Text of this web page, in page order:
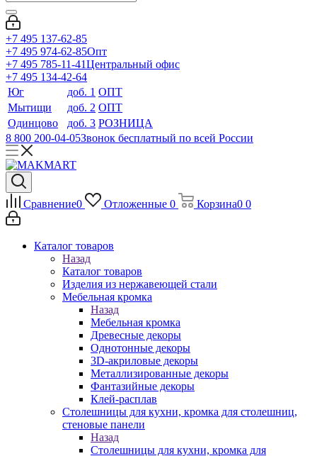
+7 495 137-62-85
+7 495 974-62-85Опт
+7 495 785-11-41Центральный офис
+7 495 134-42-64
Юг
доб. 1 ОПТ
Мытищи
доб. 2 ОПТ
Одинцово
доб. 3 РОЗНИЦА
8 800 200-04-05Звонок бесплатный по всей России
Сравнение0 Отложенные 0 Корзина0 0
Каталог товаров
Назад
Каталог товаров
Изделия из нержавеющей стали
Мебельная кромка
Назад
Мебельная кромка
Древесные декоры
Однотонные декоры
3D-акриловые декоры
Металлизированные декоры
Фантазийные декоры
Клей-расплав
Столешницы для кухни, кромка для столешниц,
стеновые панели
Назад
Столешницы для кухни, кромка для